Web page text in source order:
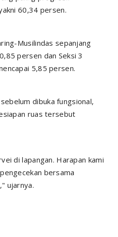
60,34 persen.
Musilindas sepanjang
persen dan Seksi 3
5,85 persen.
dibuka fungsional,
ruas tersebut
di lapangan. Harapan kami
bersama
ujarnya.